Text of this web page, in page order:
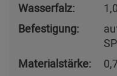
Wasserfalz:
Befestigung:
Materialstärke: